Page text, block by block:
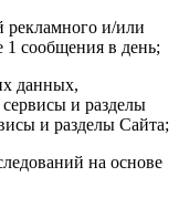
рекламного и/или
сообщения в день;
данных,
и разделы
и разделы Сайта;
на основе